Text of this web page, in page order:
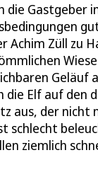
die Gastgeber
Achim Züll zu
Geläuf
die Elf auf den
aus, der nicht
schlecht
ziemlich